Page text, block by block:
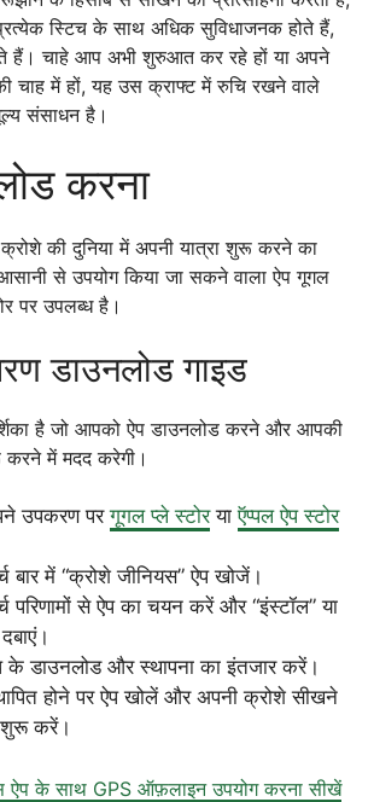
स्टिच के साथ अधिक सुविधाजनक होते हैं,
हैं। चाहे आप अभी शुरुआत कर रहे हों या अपने
चाह में हों, यह उस क्राफ्ट में रुचि रखने वाले
संसाधन है।
करना
की दुनिया में अपनी यात्रा शुरू करने का
से उपयोग किया जा सकने वाला ऐप गूगल
पर उपलब्ध है।
डाउनलोड गाइड
है जो आपको ऐप डाउनलोड करने और आपकी
करने में मदद करेगी।
उपकरण परगूगल प्ले स्टोरयाऍप्पल ऐप स्टोर
बार में “क्रोशे जीनियस” ऐप खोजें।
परिणामों से ऐप का चयन करें और “इंस्टॉल” या
के डाउनलोड और स्थापना का इंतजार करें।
होने पर ऐप खोलें और अपनी क्रोशे सीखने
करें।
ऐप के साथ GPS ऑफ़लाइन उपयोग करना सीखें